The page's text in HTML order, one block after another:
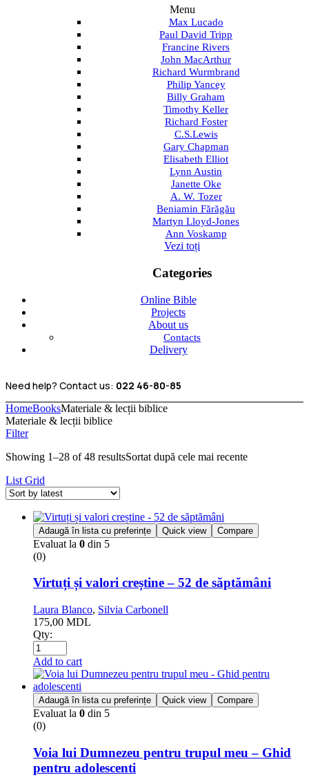
Menu
Max Lucado
Paul David Tripp
Francine Rivers
John MacArthur
Richard Wurmbrand
Philip Yancey
Billy Graham
Timothy Keller
Richard Foster
C.S.Lewis
Gary Chapman
Elisabeth Elliot
Lynn Austin
Janette Oke
A. W. Tozer
Beniamin Fărăgău
Martyn Lloyd-Jones
Ann Voskamp
Vezi toți
Categories
Online Bible
Projects
About us
Contacts
Delivery
Need help? Contact us: 022 46-80-85
HomeBooksMateriale & lecții biblice
Materiale & lecții biblice
Filter
Showing 1–28 of 48 resultsSortat după cele mai recente
List Grid
Adaugă în lista cu preferințe Quick view Compare
Evaluat la 0 din 5
(0)
Virtuți și valori creștine – 52 de săptămâni
Laura Blanco, Silvia Carbonell
175,00 MDL
Qty:
Add to cart
Adaugă în lista cu preferințe Quick view Compare
Evaluat la 0 din 5
(0)
Voia lui Dumnezeu pentru trupul meu – Ghid
pentru adolescenti